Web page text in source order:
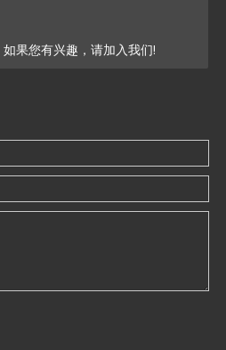
果您有兴趣，请加入我们!